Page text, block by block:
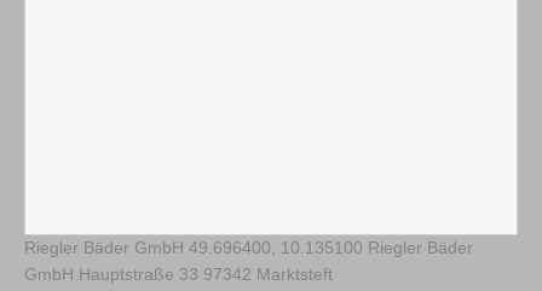
Riegler Bäder GmbH 49.696400 10.135100 Riegler Bäder
GmbH Hauptstraße 33 97342 Marktsteft